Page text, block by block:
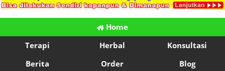
Home
Terapi
Herbal
Konsultasi
Berita
Order Blog